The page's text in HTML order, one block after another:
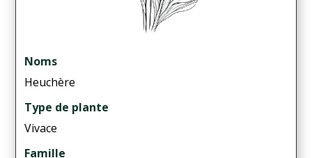
Noms
Heuchère
Type de plante
Vivace
Famille